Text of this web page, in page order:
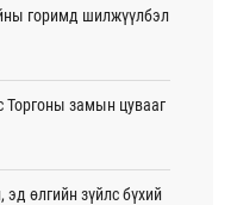
горимд шилжүүлбэл
Торгоны замын цувааг
өлгийн зүйлс бүхий